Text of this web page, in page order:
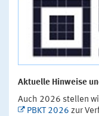
Aktuelle Hinweise
Auch 2026 stellen
PBKT 2026 zur